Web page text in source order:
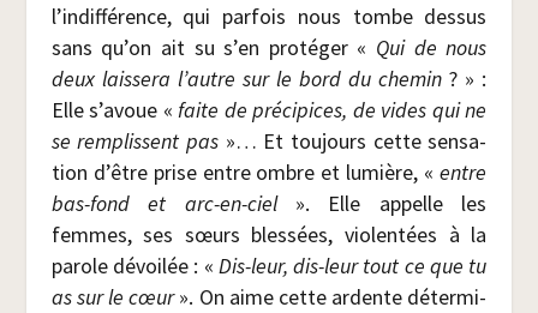
l’indifférence, qui par­fois nous tombe des­sus
sans qu’on ait su s’en pro­té­ger « Qui de nous
deux lais­se­ra l’autre sur le bord du che­min ? » :
Elle s’avoue «faite de pré­ci­pices, de vides qui ne
se rem­plissent pas»… Et tou­jours cette sen­sa­
tion d’être prise entre ombre et lumière, «entre
bas-fond et arc-en-ciel ». Elle appelle les
femmes, ses sœurs bles­sées, vio­len­tées à la
parole dévoi­lée : « Dis-leur, dis-leur tout ce que tu
as sur le cœur». On aime cette ardente déter­mi­